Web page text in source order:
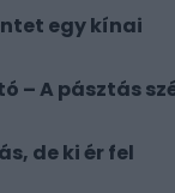
egy kínai
– A pásztás
de ki ér fel